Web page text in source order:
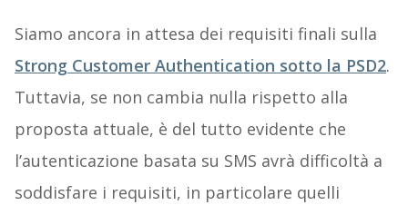
Siamo ancora in attesa dei requisiti finali sulla
Strong Customer Authentication sotto la PSD2.
Tuttavia, se non cambia nulla rispetto alla
proposta attuale, è del tutto evidente che
l’autenticazione basata su SMS avrà difficoltà a
soddisfare i requisiti, in particolare quelli